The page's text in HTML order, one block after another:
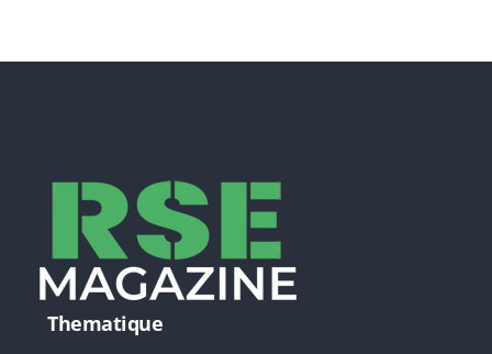
Thematique